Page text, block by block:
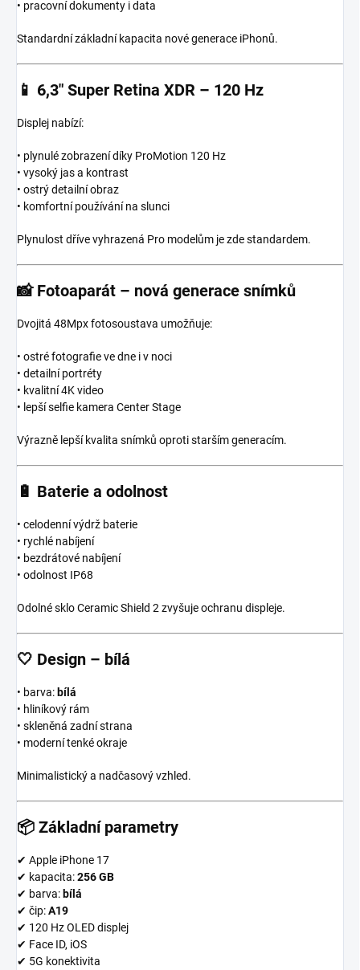
• pracovní dokumenty i data
Standardní základní kapacita nové generace iPhonů.
📱 6,3″ Super Retina XDR – 120 Hz
Displej nabízí:
• plynulé zobrazení díky ProMotion 120 Hz
• vysoký jas a kontrast
• ostrý detailní obraz
• komfortní používání na slunci
Plynulost dříve vyhrazená Pro modelům je zde standardem.
📸 Fotoaparát – nová generace snímků
Dvojitá 48Mpx fotosoustava umožňuje:
• ostré fotografie ve dne i v noci
• detailní portréty
• kvalitní 4K video
• lepší selfie kamera Center Stage
Výrazně lepší kvalita snímků oproti starším generacím.
🔋 Baterie a odolnost
• celodenní výdrž baterie
• rychlé nabíjení
• bezdrátové nabíjení
• odolnost IP68
Odolné sklo Ceramic Shield 2 zvyšuje ochranu displeje.
🤍 Design – bílá
• barva: bílá
• hliníkový rám
• skleněná zadní strana
• moderní tenké okraje
Minimalistický a nadčasový vzhled.
📦 Základní parametry
✔ Apple iPhone 17
✔ kapacita:256 GB
✔ barva: bílá
✔ čip:A19
✔ 120 Hz OLED displej
✔ Face ID, iOS
✔ 5G konektivita